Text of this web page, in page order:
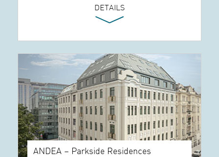
DETAILS
ANDEA – Parkside Residences